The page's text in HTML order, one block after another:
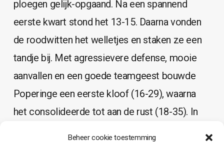
Beheer cookie toestemming
ploegen gelijk-opgaand. Na een spannend
eerste kwart stond het 13-15. Daarna vonden
de roodwitten het welletjes en staken ze een
tandje bij. Met agressievere defense, mooie
aanvallen en een goede teamgeest bouwde
Poperinge een eerste kloof (16-29), waarna
het consolideerde tot aan de rust (18-35). In